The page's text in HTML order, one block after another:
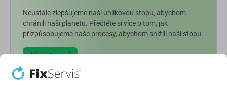
Neustále zlepšujeme naši uhlíkovou stopu, abychom
chránili naši planetu. Přečtěte si více o tom, jak
přizpůsobujeme naše procesy, abychom snížili naši stopu.
Více informací